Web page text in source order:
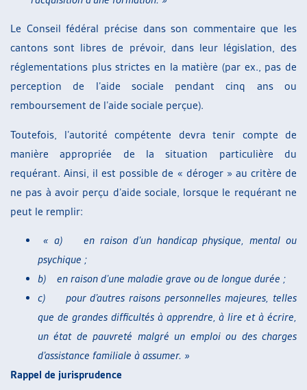
Le Conseil fédéral précise dans son commentaire que les
cantons sont libres de prévoir, dans leur législation, des
réglementations plus strictes en la matière (par ex., pas de
perception de l’aide sociale pendant cinq ans ou
remboursement de l’aide sociale perçue).
Toutefois, l’autorité compétente devra tenir compte de
manière appropriée de la situation particulière du
requérant. Ainsi, il est possible de « déroger » au critère de
ne pas à avoir perçu d’aide sociale, lorsque le requérant ne
peut le remplir:
« a)en raison d’un handicap physique, mental ou
psychique ;
b) en raison d’une maladie grave ou de longue durée ;
c) pour d’autres raisons personnelles majeures, telles
que de grandes difficultés à apprendre, à lire et à écrire,
un état de pauvreté malgré un emploi ou des charges
d’assistance familiale à assumer. »
Rappel de jurisprudence